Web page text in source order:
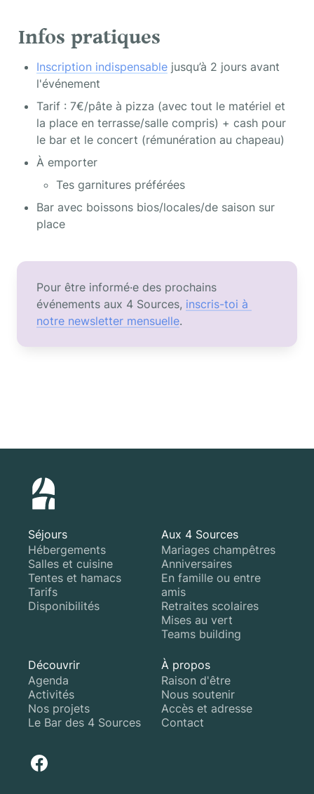
Infos pratiques
Inscription indispensable jusqu’à 2 jours avant
l'événement
Tarif : 7€/pâte à pizza (avec tout le matériel et
la place en terrasse/salle compris) + cash pour
le bar et le concert (rémunération au chapeau)
À emporter
Tes garnitures préférées
Bar avec boissons bios/locales/de saison sur
place
Pour être informé·e des prochains
événements aux 4 Sources, inscris-toi à
notre newsletter mensuelle.
Séjours
Hébergements
Salles et cuisine
Tentes et hamacs
Tarifs
Disponibilités
Aux 4 Sources
Mariages champêtres
Anniversaires
En famille ou entre
amis
Retraites scolaires
Mises au vert
Teams building
Découvrir
Agenda
Activités
Nos projets
Le Bar des 4 Sources
À propos
Raison d'être
Nous soutenir
Accès et adresse
Contact